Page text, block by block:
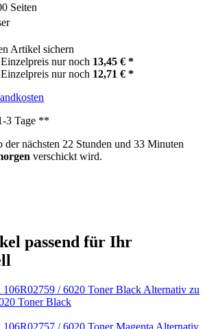
Seiten
Artikel sichern
nur noch 13,45 € *
nur noch 12,71 € *
3 Tage **
der nächsten 22 Stunden und 33 Minuten
verschickt wird.
passend für Ihr
Alternativ zu
Toner Black
Alternativ